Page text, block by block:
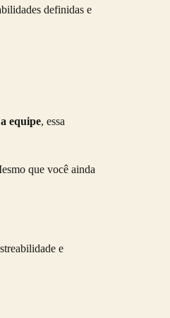
definidas e
equipe, essa
que você ainda
e